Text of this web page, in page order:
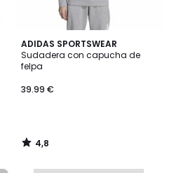
ADIDAS SPORTSWEAR
Sudadera con capucha de
felpa
39.99 €
4,8
/ 5
4,8
/